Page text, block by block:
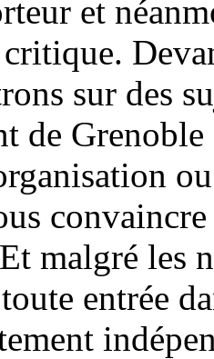
et
sur des
de
malgré les
entrée